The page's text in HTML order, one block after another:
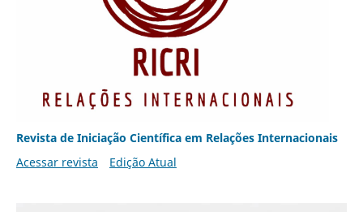
Revista de Iniciação Científica em Relações Internacionais
Acessar revista
Edição Atual